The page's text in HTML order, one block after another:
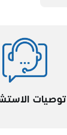
توصيات